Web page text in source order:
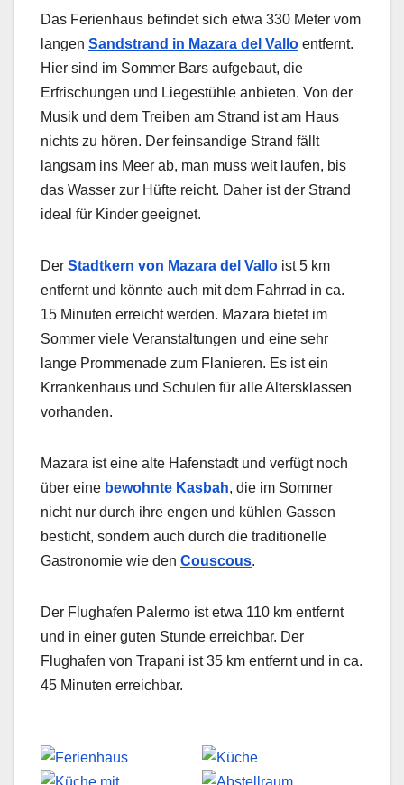
Das Ferienhaus befindet sich etwa 330 Meter vom
langen Sandstrand in Mazara del Vallo entfernt.
Hier sind im Sommer Bars aufgebaut, die
Erfrischungen und Liegestühle anbieten. Von der
Musik und dem Treiben am Strand ist am Haus
nichts zu hören. Der feinsandige Strand fällt
langsam ins Meer ab, man muss weit laufen, bis
das Wasser zur Hüfte reicht. Daher ist der Strand
ideal für Kinder geeignet.
Der Stadtkern von Mazara del Vallo ist 5 km
entfernt und könnte auch mit dem Fahrrad in ca.
15 Minuten erreicht werden. Mazara bietet im
Sommer viele Veranstaltungen und eine sehr
lange Prommenade zum Flanieren. Es ist ein
Krrankenhaus und Schulen für alle Altersklassen
vorhanden.
Mazara ist eine alte Hafenstadt und verfügt noch
über eine bewohnte Kasbah, die im Sommer
nicht nur durch ihre engen und kühlen Gassen
besticht, sondern auch durch die traditionelle
Gastronomie wie den Couscous.
Der Flughafen Palermo ist etwa 110 km entfernt
und in einer guten Stunde erreichbar. Der
Flughafen von Trapani ist 35 km entfernt und in ca.
45 Minuten erreichbar.